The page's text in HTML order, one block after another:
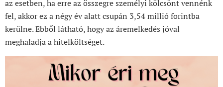
az esetben, ha erre az összegre személyi kölcsönt vennénk
fel, akkor ez a négy év alatt csupán 3,54 millió forintba
kerülne. Ebből látható, hogy az áremelkedés jóval
meghaladja a hitelköltséget.